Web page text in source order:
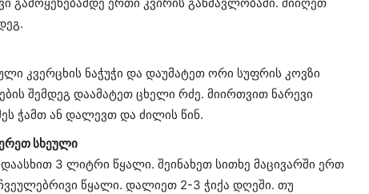
კვერცხის ნაჭუჭი და დაუმატეთ ორი სუფრის კოვზი
შემდეგ დაამატეთ ცხელი რძე. მიირთვით ნარევი
ჭამთ ან დალევთ და ძილის წინ.
სხეული
3 ლიტრი წყალი. შეინახეთ სითხე მაცივარში ერთ
წყალი. დალიეთ 2-3 ჭიქა დღეში. თუ